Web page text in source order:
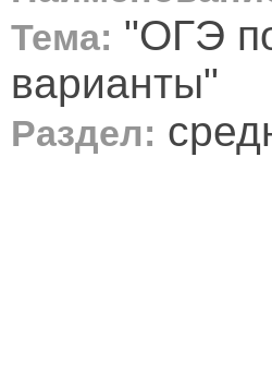
Тема: "ОГЭ
варианты"
Раздел: